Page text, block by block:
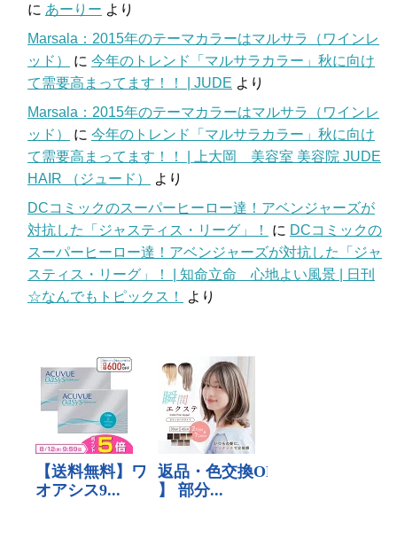
に あーりー より
Marsala：2015年のテーマカラーはマルサラ（ワインレ
ッド）
に 今年のトレンド「マルサラカラー」秋に向け
て需要高まってます！！ | JUDE より
Marsala：2015年のテーマカラーはマルサラ（ワインレ
ッド）
に 今年のトレンド「マルサラカラー」秋に向け
て需要高まってます！！ | 上大岡 美容室 美容院 JUDE
HAIR （ジュード）
より
DCコミックのスーパーヒーロー達！アベンジャーズが
対抗した「ジャスティス・リーグ」！
に DCコミックの
スーパーヒーロー達！アベンジャーズが対抗した「ジャ
スティス・リーグ」！ | 知命立命 心地よい風景 | 日刊
☆なんでもトピックス！
より